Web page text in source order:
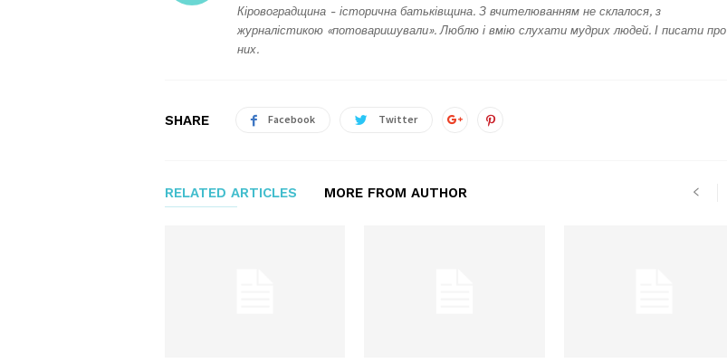
Кіровоградщина - історична батьківщина. З вчителюванням не склалося, з
журналістикою «потоваришували». Люблю і вмію слухати мудрих людей. І писати про
них.
SHARE Facebook Twitter
RELATED ARTICLES MORE FROM AUTHOR